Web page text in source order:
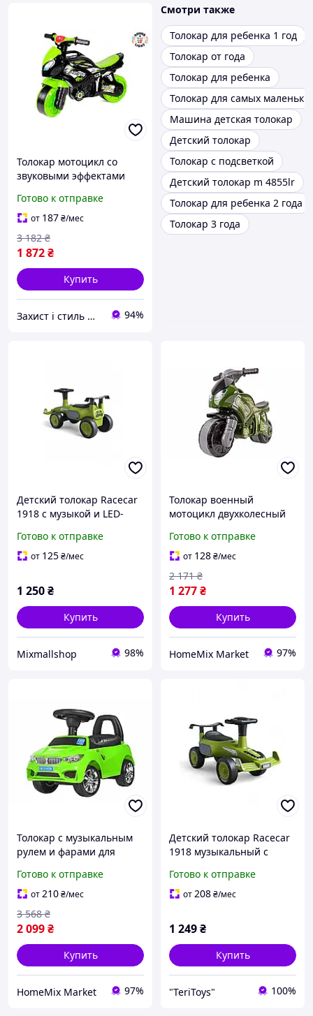
Толокар мотоцикл со
звуковыми эффектами
черно-салатовый ТехноК
MC-6642
Готово к отправке
от 187₴/мес
1 872₴
3 182 ₴
Купить
Захист і стиль — в одному магазині 94%
Смотри также
Толокар для ребенка 1 год
Толокар от года
Толокар для ребенка
Толокар для самых
Машина детская толокар
Детский толокар
Толокар с подсветкой
Детский толокар m 4855lr
Толокар для ребенка 2 года
Толокар 3 года
Детский толокар Racecar
1918 с музыкой и LED-
машинка для детей от 1
года Зеленый
Готово к отправке
от 125₴/мес
1 250₴
Купить
Mixmallshop 98%
Толокар военный
мотоцикл двухколесный
пластик зеленый ТехноК
HM-12485
Готово к отправке
от 128₴/мес
1 277₴
2 171 ₴
Купить
HomeMix Market 97%
Толокар с музыкальным
рулем и фарами для
HM-15788
Готово к отправке
от210₴/мес
2 099₴
3 568 ₴
Купить
HomeMix Market 97%
Детский толокар Racecar
1918 музыкальный с
для детей от 1 года до 20
кг Зеленый
Готово к отправке
от208₴/мес
1 249₴
Купить
"TeriToys" 100%